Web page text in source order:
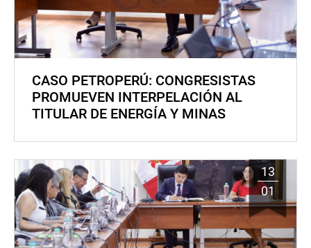
CASO PETROPERÚ: CONGRESISTAS
PROMUEVEN INTERPELACIÓN AL
TITULAR DE ENERGÍA Y MINAS
13
01